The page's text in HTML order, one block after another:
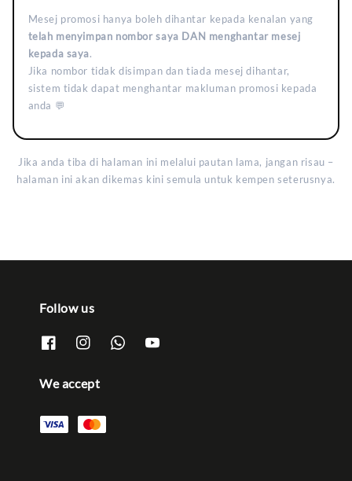
Mesej promosi hanya boleh dihantar kepada kenalan yang
telah menyimpan nombor saya DAN menghantar mesej
kepada saya.
Jika nombor tidak disimpan dan tiada mesej dihantar,
sistem tidak dapat menghantar makluman promosi kepada
anda 💬
Jika anda tiba di halaman ini melalui pautan lama, jangan risau –
halaman ini akan dikemas kini semula untuk kempen seterusnya.
Follow us
We accept